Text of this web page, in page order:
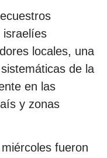
israelíes
locales, una
de la
en las
y zonas
fueron